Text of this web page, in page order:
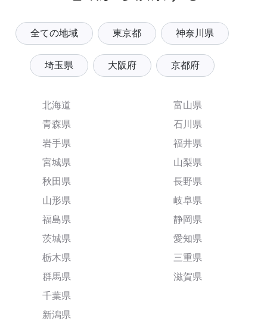
全ての地域 東京都 神奈川県
埼玉県 大阪府 京都府
北海道
青森県
岩手県
宮城県
秋田県
山形県
福島県
茨城県
栃木県
群馬県
千葉県
新潟県
富山県
石川県
福井県
山梨県
長野県
岐阜県
静岡県
愛知県
三重県
滋賀県